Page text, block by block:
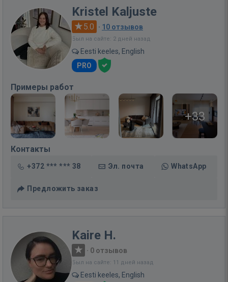
Kristel Kaljuste
5.0 · 10 отзывов
Был на сайте: 2 дней назад
Eesti keeles, English
PRO
Примеры работ
+33
Контакты
+372 *** *** 38 Эл. почта WhatsApp
Предложить заказ
Kaire H.
· 0 отзывов
Был на сайте: 11 дней назад
Eesti keeles, English